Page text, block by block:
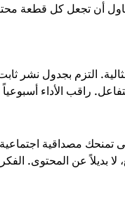
أن تجعل كل قطعة
التزم بجدول
تمنحك مصداقية
بديلاً عن المحتوى.